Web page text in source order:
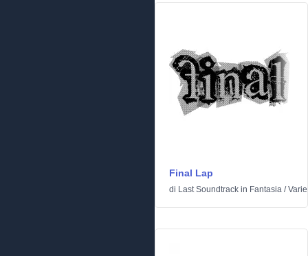
Final Lap
di Last Soundtrack in Fantasia /Varie